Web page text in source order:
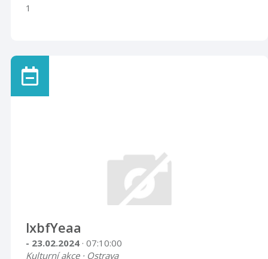
1
lxbfYeaa
- 23.02.2024 · 07:10:00
Kulturní akce · Ostrava